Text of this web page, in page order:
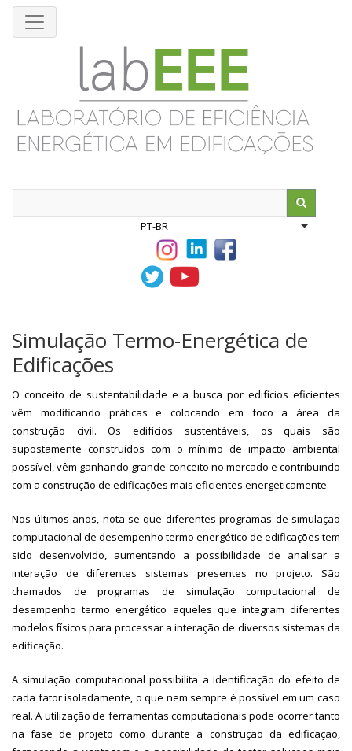
Pular
PT-BR
List
Simulação Termo-Energética de
Edificações
O conceito de sustentabilidade e a busca por edifícios eficientes
vêm modificando práticas e colocando em foco a área da
construção civil. Os edifícios sustentáveis, os quais são
supostamente construídos com o mínimo de impacto ambiental
possível, vêm ganhando grande conceito no mercado e contribuindo
com a construção de edificações mais eficientes energeticamente.
Nos últimos anos, nota-se que diferentes programas de simulação
computacional de desempenho termo energético de edificações tem
sido desenvolvido, aumentando a possibilidade de analisar a
interação de diferentes sistemas presentes no projeto. São
chamados de programas de simulação computacional de
desempenho termo energético aqueles que integram diferentes
modelos físicos para processar a interação de diversos sistemas da
edificação.
A simulação computacional possibilita a identificação do efeito de
cada fator isoladamente, o que nem sempre é possível em um caso
real. A utilização de ferramentas computacionais pode ocorrer tanto
na fase de projeto como durante a construção da edificação,